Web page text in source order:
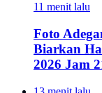
11 menit lalu
Foto
Biarkan
2026 Jam